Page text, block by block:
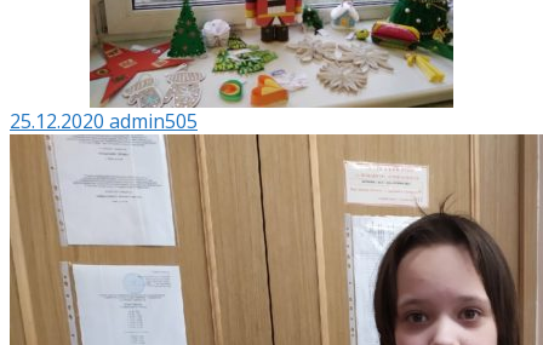
25.12.2020 admin505